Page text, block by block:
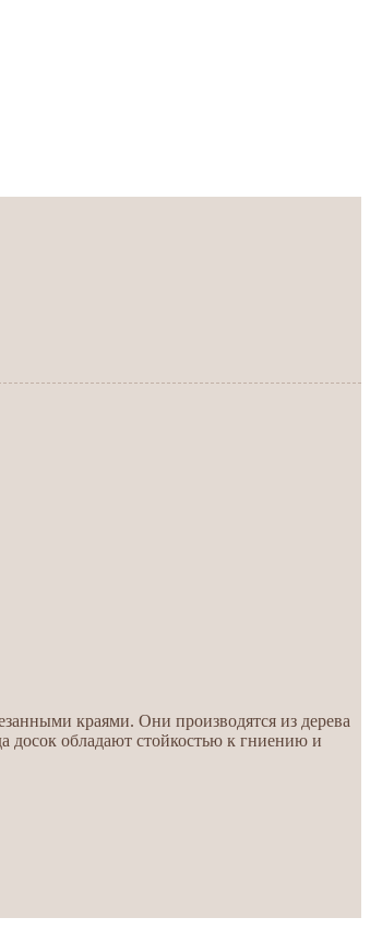
краями. Они производятся из дерева
досок обладают стойкостью к гниению и